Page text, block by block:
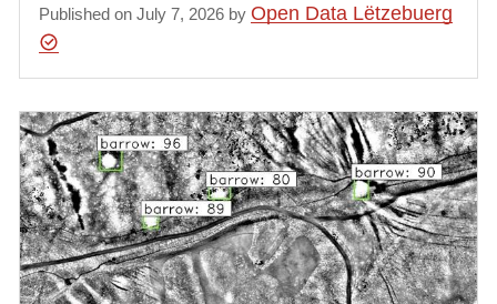
Published on July 7, 2026 byOpen Data Lëtzebuerg